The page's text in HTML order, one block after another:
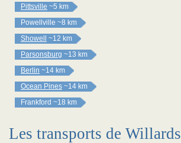
Pittsville ~5 km
Powellville ~8 km
Showell
~12 km
Parsonsburg ~13 km
Berlin ~14 km
Ocean Pines ~14 km
Frankford ~18 km
Les transports de Willards